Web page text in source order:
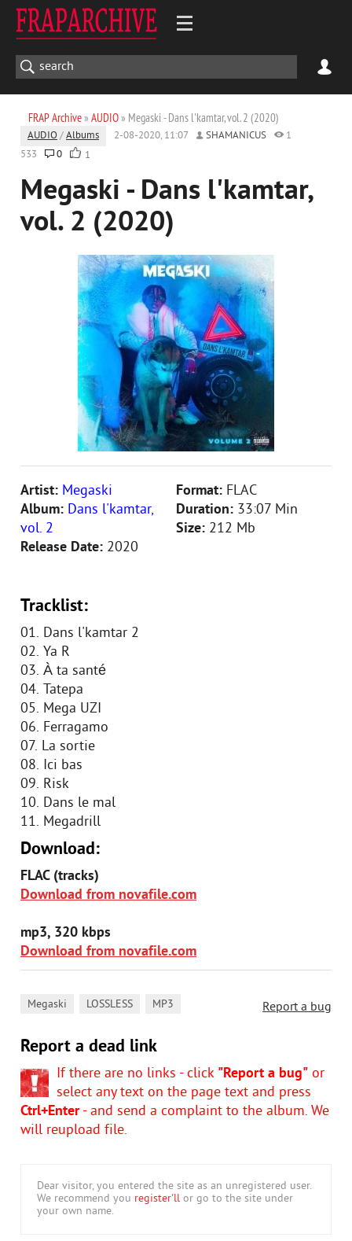
FRAP Archive» AUDIO» Megaski - Dans l'kamtar, vol. 2 (2020)
AUDIO /Albums 2-08-2020, 11:07 SHAMANICUS
1
533
0 1
Megaski - Dans l'kamtar,
vol. 2 (2020)
Artist: Megaski
Album: Dans l'kamtar,
vol. 2
Release Date: 2020
Format: FLAC
Duration: 33:07 Min
Size: 212 Mb
Tracklist:
01. Dans l'kamtar 2
02. Ya R
03. À ta santé
04. Tatepa
05. Mega UZI
06. Ferragamo
07. La sortie
08. Ici bas
09. Risk
10. Dans le mal
11. Megadrill
Download:
FLAC (tracks)
Download from novafile.com
mp3, 320 kbps
Download from novafile.com
Report a bug
Megaski LOSSLESS MP3
Report a dead link
If there are no links - click "Report a bug" or
select any text on the page text and press
Ctrl+Enter- and send a complaint to the album. We
will reupload file.
Dear visitor, you entered the site as an unregistered user.
We recommend you register'll or go to the site under
your own name.